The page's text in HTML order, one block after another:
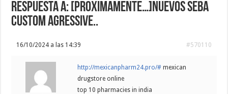
Respuesta a: [PROXIMAMENTE…]Nuevos Seba
custom agressive..
16/10/2024 a las 14:39 #570110
http://mexicanpharm24.pro/# mexican
drugstore online
top 10 pharmacies in india